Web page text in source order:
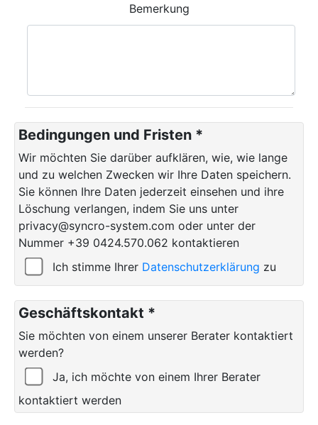
Bemerkung
Bedingungen und Fristen *
Wir möchten Sie darüber aufklären, wie, wie lange
und zu welchen Zwecken wir Ihre Daten speichern.
Sie können Ihre Daten jederzeit einsehen und ihre
Löschung verlangen, indem Sie uns unter
privacy@syncro-system.com oder unter der
Nummer +39 0424.570.062 kontaktieren
Ich stimme Ihrer Datenschutzerklärung zu
Geschäftskontakt *
Sie möchten von einem unserer Berater kontaktiert
werden?
Ja, ich möchte von einem Ihrer Berater
kontaktiert werden